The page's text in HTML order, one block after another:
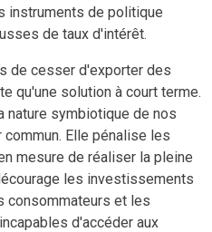
instruments de politique
de taux d'intérêt.
de cesser d'exporter des
qu'une solution à court terme.
nature symbiotique de nos
Elle pénalise les
mesure de réaliser la pleine
les investissements
consommateurs et les
d'accéder aux